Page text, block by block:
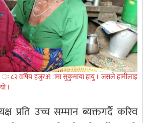
ः ८२ वर्षिय हजुरअामा सुकुमाया हायु । जसले हामीलाइ
।
प्रति उच्च सम्मान ब्यक्तगर्दै करिव